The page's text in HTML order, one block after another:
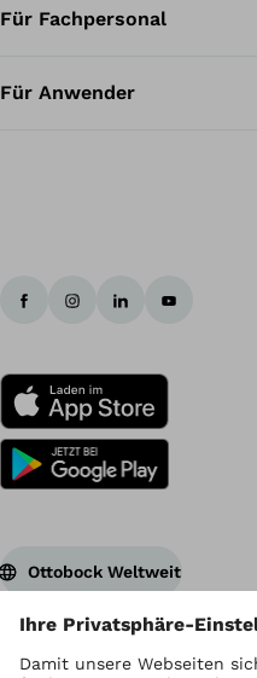
Für Fachpersonal
Für Anwender
Ottobock Weltweit